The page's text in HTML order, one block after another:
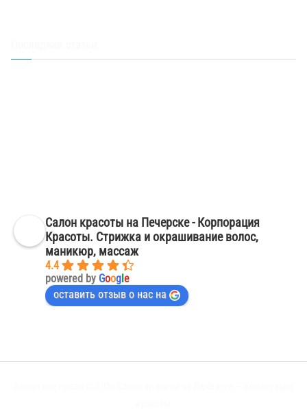
Салон красоты на Печерске - Корпорация
Красоты. Стрижка и окрашивание волос,
маникюр, массаж
4.4
powered by Google
оставить отзыв о нас на